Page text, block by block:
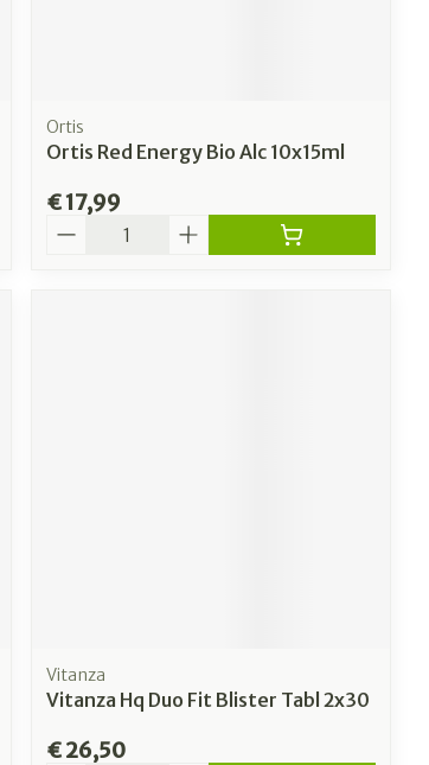
Ortis
Ortis Red Energy Bio Alc 10x15ml
€ 17,99
Vitanza
Vitanza Hq Duo Fit Blister Tabl 2x30
€ 26,50